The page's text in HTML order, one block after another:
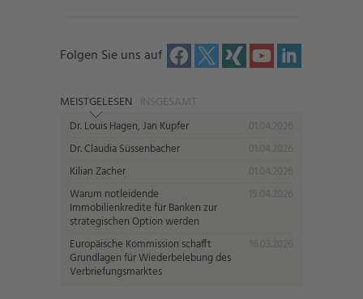
Folgen Sie uns auf
MEISTGELESEN INSGESAMT
Dr. Louis Hagen, Jan Kupfer
Dr. Claudia Süssenbacher
Kilian Zacher
Warum notleidende
Immobilienkredite für Banken zur
strategischen Option werden
Europäische Kommission schafft
Grundlagen für Wiederbelebung des
Verbriefungsmarktes